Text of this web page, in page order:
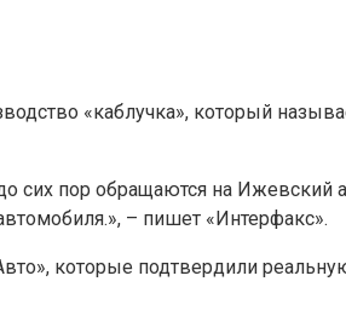
«каблучка», который
сих пор обращаются на
– пишет «Интерфакс».
которые подтвердили